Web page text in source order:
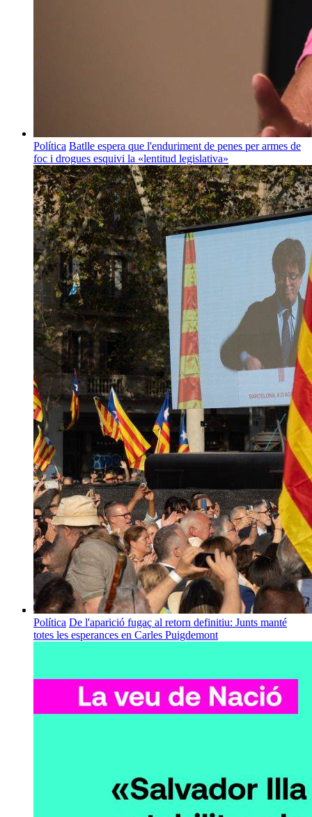
Política Batlle espera que l'enduriment de penes per armes de
foc i drogues esquivi la «lentitud legislativa»
Política De l'aparició fugaç al retorn definitiu: Junts manté
totes les esperances en Carles Puigdemont